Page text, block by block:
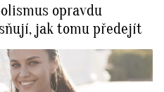
opravdu
jak tomu předejít